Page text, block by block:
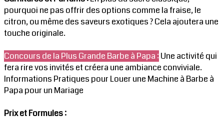
pourquoi ne pas offrir des options comme la fraise, le
citron, ou même des saveurs exotiques ? Cela ajoutera une
touche originale.
Concours de la Plus Grande Barbe à Papa : Une activité qui
fera rire vos invités et créera une ambiance conviviale.
Informations Pratiques pour Louer une Machine à Barbe à
Papa pour un Mariage
Prix et Formules :